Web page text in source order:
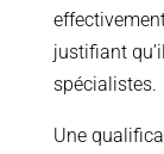
justifiant
spécialistes.
Une